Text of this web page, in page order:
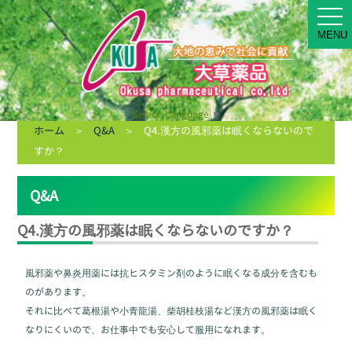
MENU
Select Language▼
ホーム ＞ Q&A＞ Q4.漢方の風邪薬は眠くならないので
すか？
Q&A
Q4.漢方の風邪薬は眠くならないのですか？
風邪薬や鼻炎用薬には抗ヒスタミン剤のように眠くなる成分を含むも
のがあります。
それに比べて葛根湯や小青龍湯、柴胡桂枝湯など漢方の風邪薬は眠く
なりにくいので、お仕事中でも安心して服用になれます。